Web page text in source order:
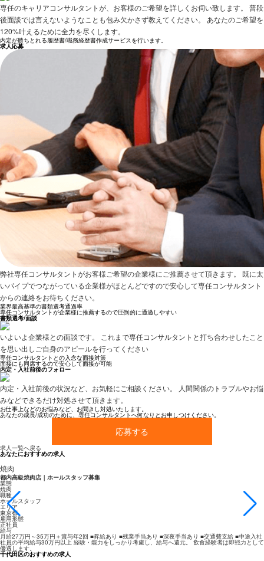
専任のキャリアコンサルタントが、お客様のご希望を詳しくお伺い致します。 普段
後面談では言えないようなことも包み欠かさず教えてください。 あなたのご希望を
120%叶えるために全力を尽くします。
内定が勝ちとれる履歴書/職務経歴書作成サービスを行います。
求人応募
弊社専任コンサルタントがお客様ご希望の企業様にご推薦させて頂きます。 既に太
いパイプでつながっている企業様がほとんどですので安心して専任コンサルタント
からの連絡をお待ちください。
業界最高基準の書類選考通過率
専任コンサルタントが企業様に推薦するので圧倒的に通過しやすい
書類選考/面談
いよいよ企業様との面談です。 これまで専任コンサルタントと打ち合わせしたこと
を思い出しご自身のアピールを行ってください
専任コンサルタントとの入念な面接対策
面接にも同席するので安心して面接が可能
内定・入社前後のフォロー
内定・入社前後の状況など、お気軽にご相談ください。 人間関係のトラブルやお悩
みなどできるだけ対処させて頂きます。
お仕事上などのお悩みなど、お聞きし対処いたします。
あなたの成長/成功のために、専任コンサルタントへ何なりとお申しつけください。
応募する
求人一覧へ戻る
あなたにおすすめの求人
焼肉
都内高級焼肉店｜ホールスタッフ募集
業態
焼肉
職種
ホールスタッフ
エリア
東京都
雇用形態
正社員
給与
月給27万円～35万円＋賞与年2回 ■昇給あり ■残業手当あり ■深夜手当あり ■交通費支給 ■中途入社
社員の平均給与30万円以上 経験・能力をしっかり考慮し、給与へ還元。 飲食経験者は即戦力として
優遇します。
千代田区のおすすめの求人